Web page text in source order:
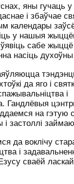
яны гучаць
і збаўчае
календары
у нашыя
сабе
насіць
да яго і
і
Гандлёвыя
на гэтую
і застоллі
да воклічу
і
сваёй